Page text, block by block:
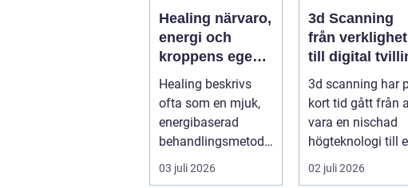
Healing närvaro,
energi och
kroppens egen
förmåga att läka
Healing beskrivs
ofta som en mjuk,
energibaserad
behandlingsmetod
som stödjer
kroppens egen
03 juli 2026
3d Scanning
från verklighet
till digital
3d scanning har
kort tid gått från
vara en nischad
högteknologi till
praktiskt verktyg
fö...
02 juli 2026